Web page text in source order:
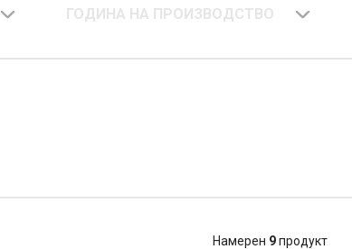
ГОДИНА НА ПРОИЗВОДСТВО
Намерен 9продукт